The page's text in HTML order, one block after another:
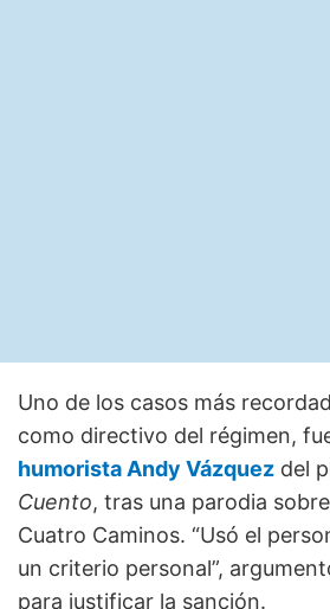
Uno de los casos más
como directivo del régimen,
humorista Andy Vázquez del
Cuento, tras una parodia
Cuatro Caminos. “Usó el
un criterio personal”,
para justificar la sanción.